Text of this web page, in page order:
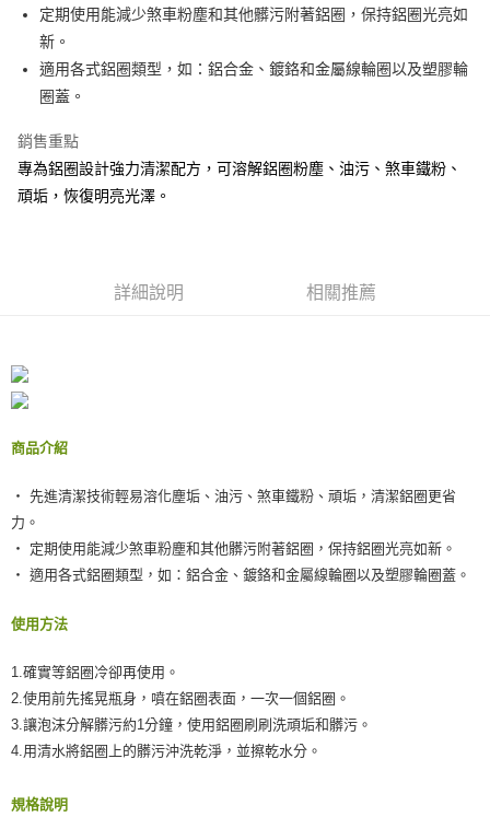
元大商業銀行
永豐商業銀行
玉山商業銀行
台灣樂天信用卡公司
悠遊付
Google Pay
AFTEE先享後付
【關於「AFTEE先享後付」】
AFTEE先享後付是「在收到商品之後才付款」的支付方式。 讓您購物簡單
便利好安心！
【「AFTEE先享後付」結帳流程】
３．收到繳費通知簡訊後14天內，點擊此簡訊中的連結，可透過四大超商／
ATM／網路銀行／等多元方式進行付款，方視為交易完成。
※ 請注意：結帳手續完成當下不需立刻繳費，但若您需要取消訂單，請聯絡
後付繳納相關費用。
是否繳費成功／繳費後需取消欲退款等相關疑問，請聯繫「AFTEE先享後付
客戶支援中心」https://netprotections.freshdesk.com/support/home
【注意事項】
１．透過由恩沛科技股份有限公司提供之「AFTEE先享後付」服務完成之交
易，需依本服務之必要範圍內提供個人資料，並將交易相關給付款項請求債
２．關於個人資料處理事宜，請瀏覽以下網址：
３．未成年的使用者請事先徵得法定代理人或監護人之同意方可使用
「AFTEE先享後付」，若未經同意申辦者引起之損失，本公司不負相關責
任。
４．使用「AFTEE先享後付」時，將依據個別帳號之用戶狀況，依本公司即
時審查核予不同之上限額度；若仍有額度不足之情形，本公司將視審查結果
請求用戶進行身份認證。
恩沛科技股份有限公司將有權停止該用戶之使用額度並採取法律行動。
ATM付款
每筆NT$60，滿NT$490(含以上)免運費
離島取貨加價40元
每筆NT$55，滿NT$800(含以上)免運費
每筆NT$100，滿NT$1,200(含以上)免運費
每筆NT$300
付款後門市自取
免運費
國際宅配-直送海外
定期使用能減少煞車粉塵和其他髒污附著鋁圈，保持鋁圈光亮如
新。
適用各式鋁圈類型，如：鋁合金、鍍鉻和金屬線輪圈以及塑膠輪
圈蓋。
銷售重點
專為鋁圈設計強力清潔配方，可溶解鋁圈粉塵、油污、煞車鐵粉、
頑垢，恢復明亮光澤。
詳細說明 相關推薦
商品介紹
‧ 先進清潔技術輕易溶化塵垢、油污、煞車鐵粉、頑垢，清潔鋁圈更省
力。
‧ 定期使用能減少煞車粉塵和其他髒污附著鋁圈，保持鋁圈光亮如新。
‧ 適用各式鋁圈類型，如：鋁合金、鍍鉻和金屬線輪圈以及塑膠輪圈蓋。
使用方法
1.確實等鋁圈冷卻再使用。
2.使用前先搖晃瓶身，噴在鋁圈表面，一次一個鋁圈。
3.讓泡沫分解髒污約1分鐘，使用鋁圈刷刷洗頑垢和髒污。
4.用清水將鋁圈上的髒污沖洗乾淨，並擦乾水分。
規格說明